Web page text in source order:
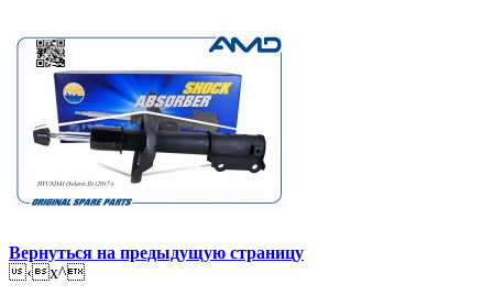
Вернуться на предыдущую страницу
‹x^